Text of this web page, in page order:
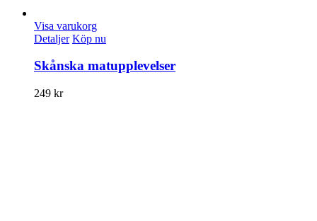
Visa varukorg
Detaljer Köp nu
Skånska matupplevelser
249 kr